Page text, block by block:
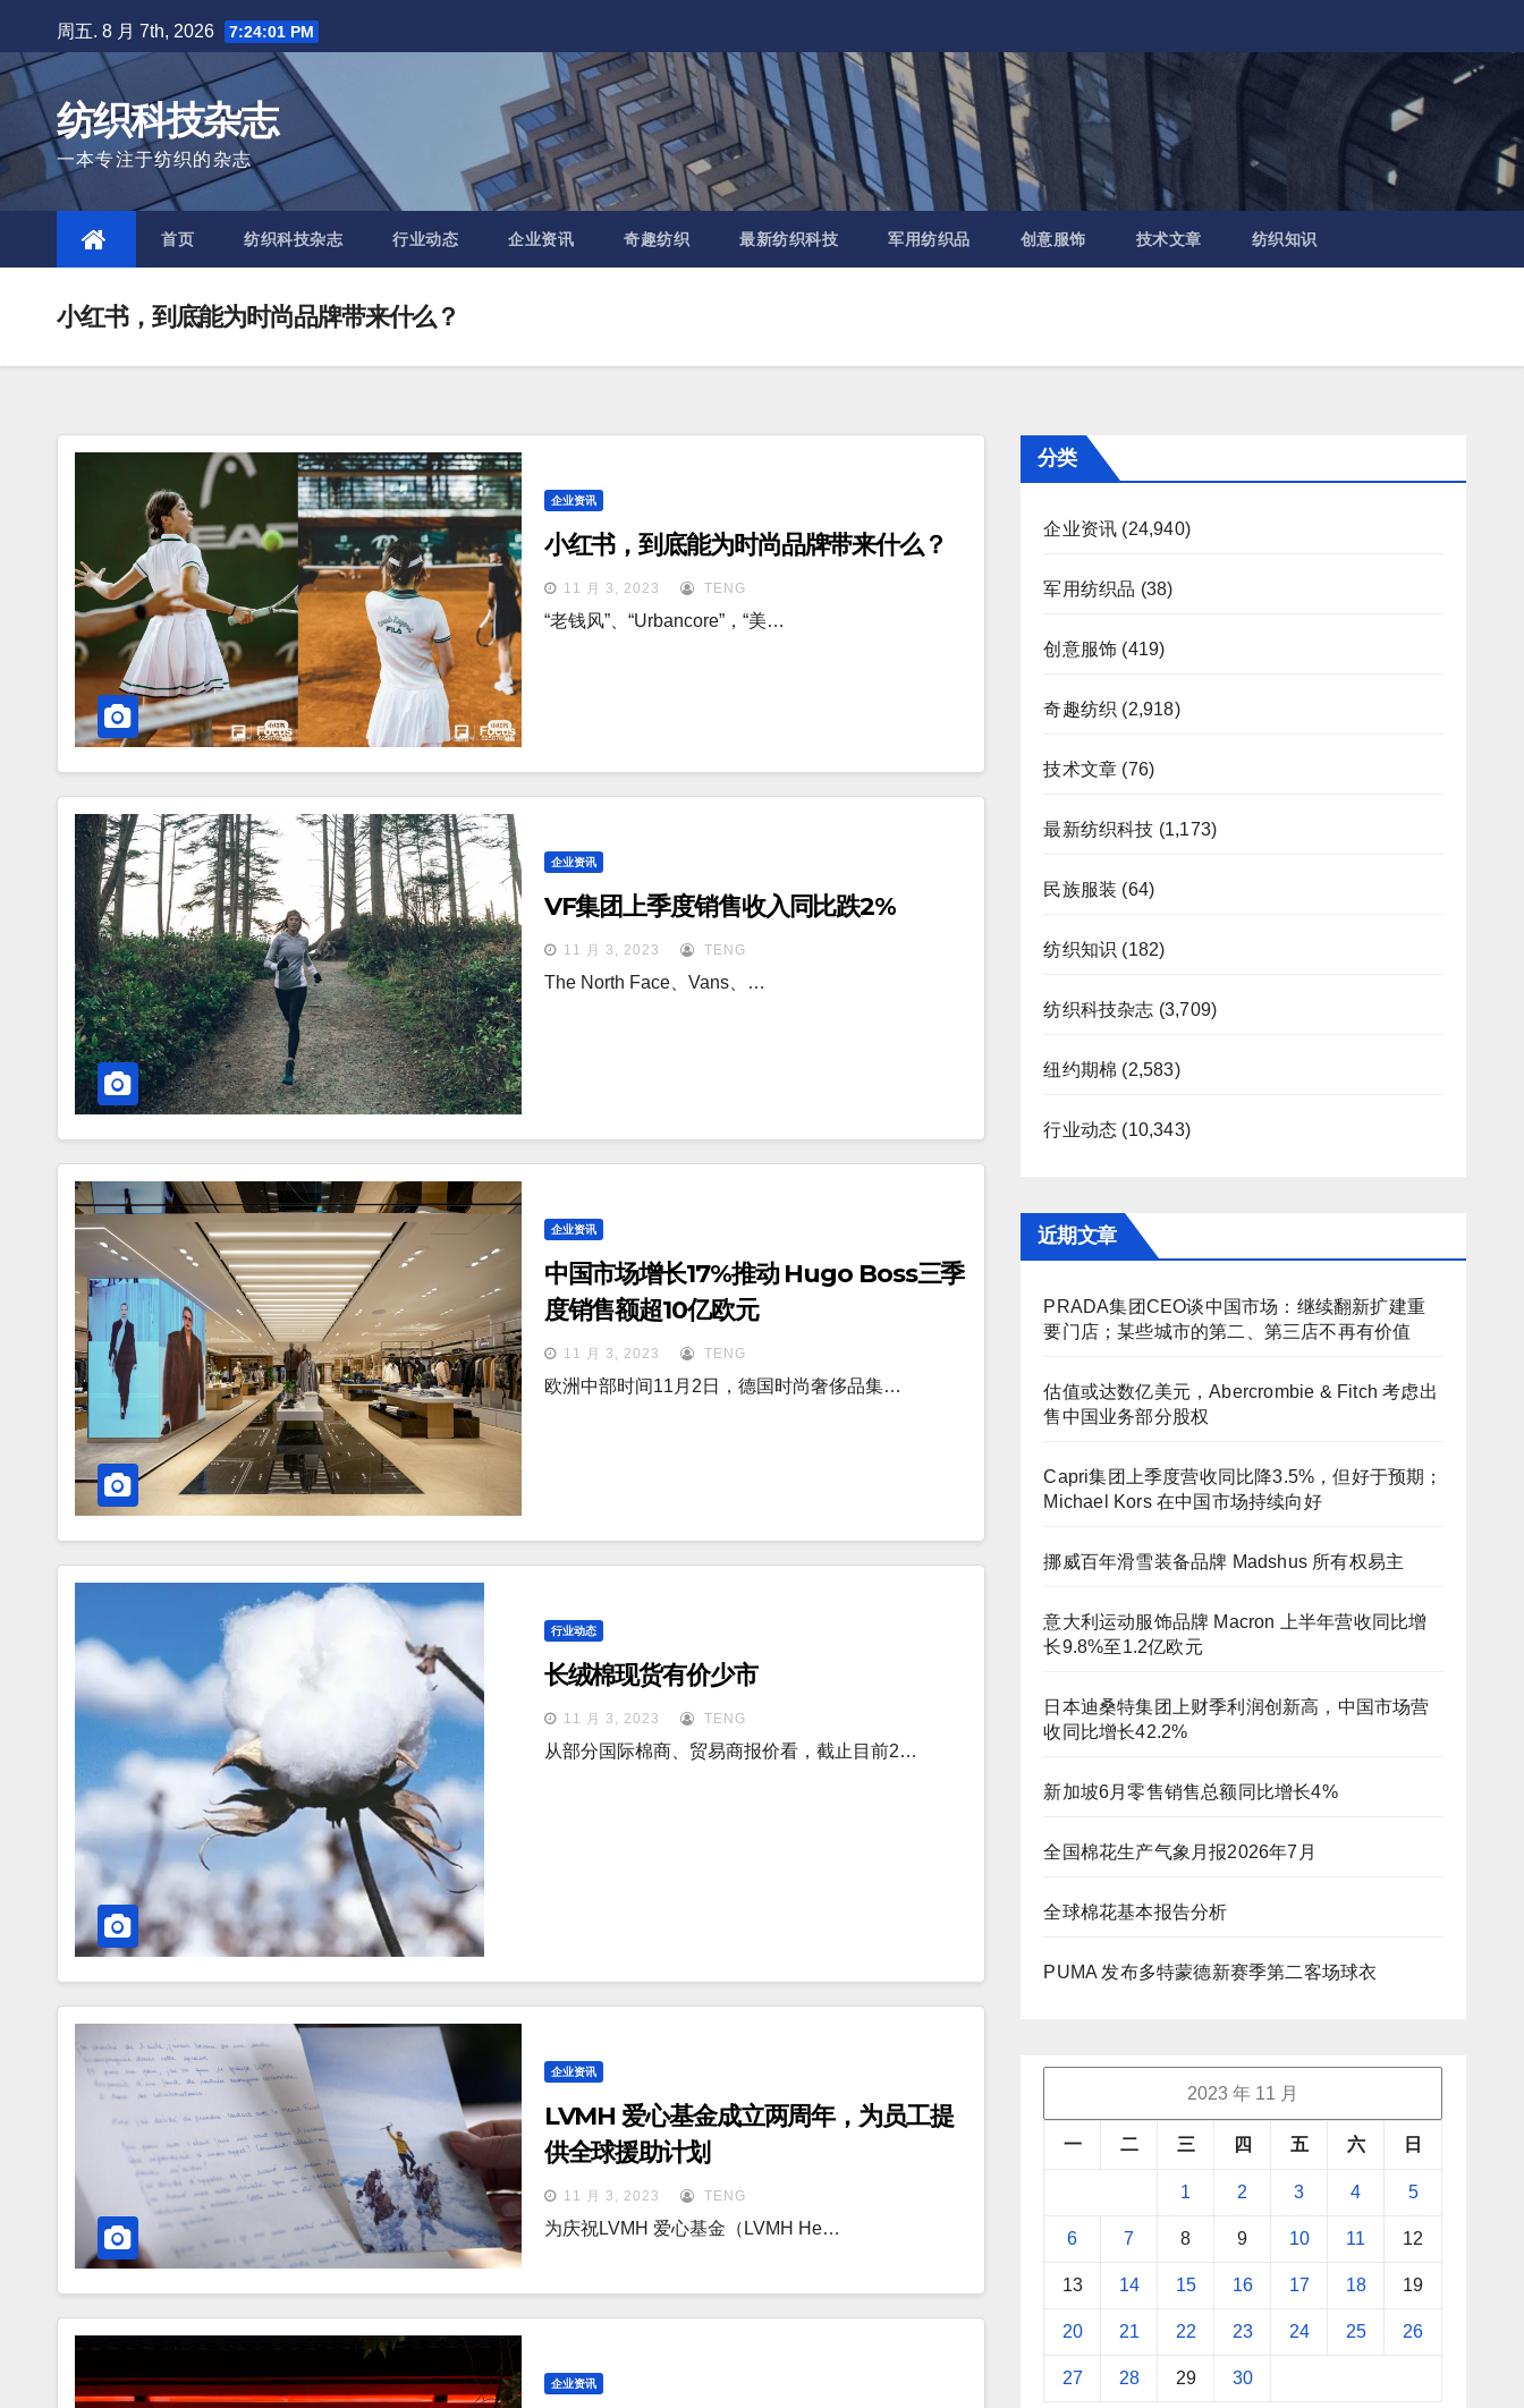
to
content
周五. 8 月 7th, 2026 7:24:02 PM
纺织科技杂志
一本专注于纺织的杂志
首页 纺织科技杂志 行业动态 企业资讯 奇趣纺织 最新纺织科技 军用纺织品 创意服饰 技术文章 纺织知识
小红书，到底能为时尚品牌带来什么？
企业资讯
小红书，到底能为时尚品牌带来什么？
11 月 3, 2023 TENG
“老钱风”、“Urbancore”，“美…
企业资讯
VF集团上季度销售收入同比跌2%
11 月 3, 2023 TENG
The North Face、Vans、…
企业资讯
中国市场增长17%推动 Hugo Boss三季
度销售额超10亿欧元
11 月 3, 2023 TENG
欧洲中部时间11月2日，德国时尚奢侈品集…
行业动态
长绒棉现货有价少市
11 月 3, 2023 TENG
从部分国际棉商、贸易商报价看，截止目前2…
企业资讯
LVMH 爱心基金成立两周年，为员工提
供全球援助计划
11 月 3, 2023 TENG
为庆祝LVMH 爱心基金（LVMH He…
企业资讯
分类
企业资讯 (24,940)
军用纺织品 (38)
创意服饰 (419)
奇趣纺织 (2,918)
技术文章 (76)
最新纺织科技 (1,173)
民族服装 (64)
纺织知识 (182)
纺织科技杂志 (3,709)
纽约期棉 (2,583)
行业动态 (10,343)
近期文章
PRADA集团CEO谈中国市场：继续翻新扩建重
要门店；某些城市的第二、第三店不再有价值
估值或达数亿美元，Abercrombie & Fitch 考虑出
售中国业务部分股权
Capri集团上季度营收同比降3.5%，但好于预期；
Michael Kors 在中国市场持续向好
挪威百年滑雪装备品牌 Madshus 所有权易主
意大利运动服饰品牌 Macron 上半年营收同比增
长9.8%至1.2亿欧元
日本迪桑特集团上财季利润创新高，中国市场营
收同比增长42.2%
新加坡6月零售销售总额同比增长4%
全国棉花生产气象月报2026年7月
全球棉花基本报告分析
PUMA 发布多特蒙德新赛季第二客场球衣
2023 年 11 月
一 二 三 四 五 六 日
1 2 3 4 5
6 7 8 9 10 11 12
13 14 15 16 17 18 19
20 21 22 23 24 25 26
27 28 29 30